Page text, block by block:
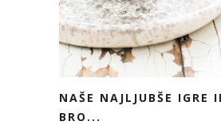
NAŠE NAJLJUBŠE IGRE
BRO...